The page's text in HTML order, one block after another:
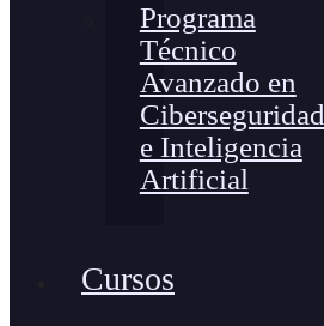
Programa
Técnico
Avanzado en
Ciberseguridad
e Inteligencia
Artificial
Cursos